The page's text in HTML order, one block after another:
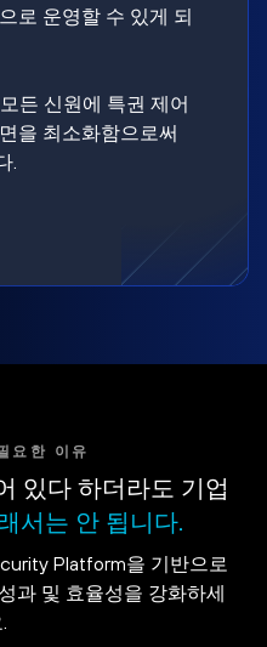
로 운영할 수 있게 되
든 신원에 특권 제어
을 최소화함으로써
.
요한 이유
있다 하더라도 기업
서는 안 됩니다.
Platform을 기반으로
과 및 효율성을 강화하세